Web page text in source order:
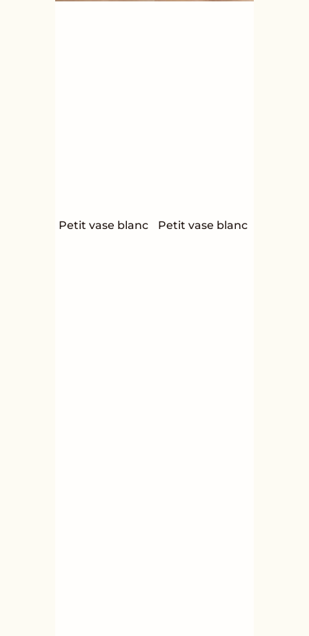
Petit vase blanc Petit vase blanc